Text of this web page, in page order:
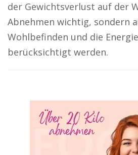
der Gewichtsverlust auf der
Abnehmen wichtig, sondern
Wohlbefinden und die
berücksichtigt werden.